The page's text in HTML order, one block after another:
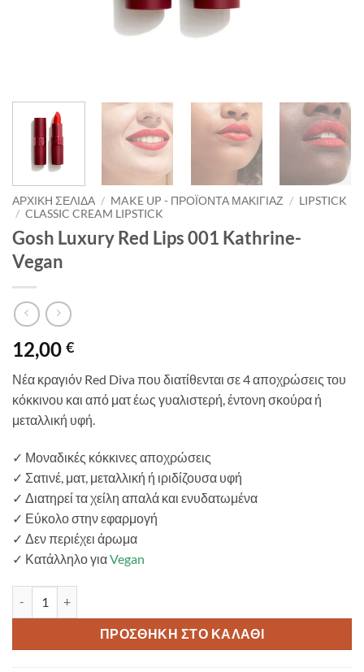
ΑΡΧΙΚΉ ΣΕΛΊΔΑ / MAKE UP - ΠΡΟΪΌΝΤΑ ΜΑΚΙΓΙΆΖ / LIPSTICK
/ CLASSIC CREAM LIPSTICK
Gosh Luxury Red Lips 001 Kathrine-
Vegan
12,00 €
Νέα κραγιόν Red Diva που διατίθενται σε 4 αποχρώσεις του
κόκκινου και από ματ έως γυαλιστερή, έντονη σκούρα ή
μεταλλική υφή.
✓ Μοναδικές κόκκινες αποχρώσεις
✓ Σατινέ, ματ, μεταλλική ή ιριδίζουσα υφή
✓ Διατηρεί τα χείλη απαλά και ενυδατωμένα
✓ Εύκολο στην εφαρμογή
✓ Δεν περιέχει άρωμα
✓ Κατάλληλο γιαVegan
ΠΡΟΣΘΉΚΗ ΣΤΟ ΚΑΛΆΘΙ